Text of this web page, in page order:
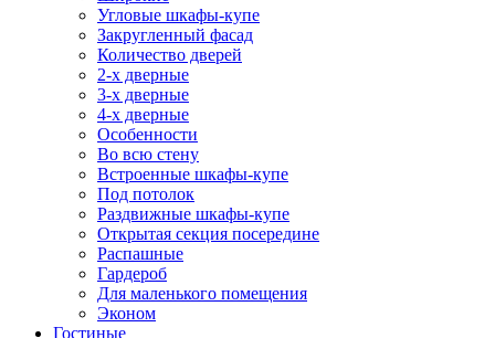
Угловые шкафы-купе
Закругленный фасад
Количество дверей
2-х дверные
3-х дверные
4-х дверные
Особенности
Во всю стену
Встроенные шкафы-купе
Под потолок
Раздвижные шкафы-купе
Открытая секция посередине
Распашные
Гардероб
Для маленького помещения
Эконом
Гостиные